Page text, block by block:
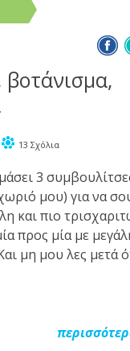
βοτάνισμα,
13 Σχόλια
3
μου) για να
και πιο
προς μία με
μη μου λες μετά